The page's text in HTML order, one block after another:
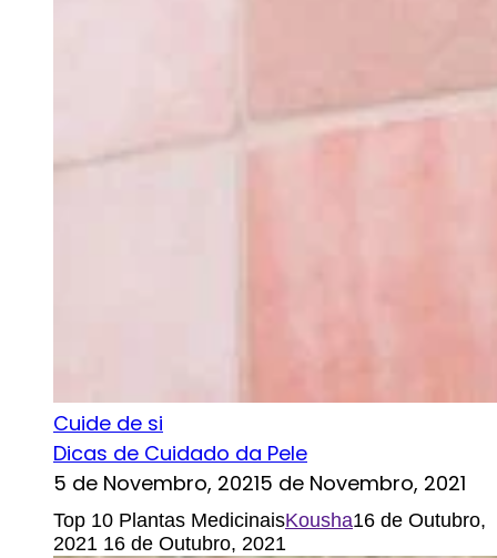
Cuide de si
Dicas de Cuidado da Pele
5 de Novembro, 20215 de Novembro, 2021
Top 10 Plantas MedicinaisKousha16 de Outubro,
2021 16 de Outubro, 2021